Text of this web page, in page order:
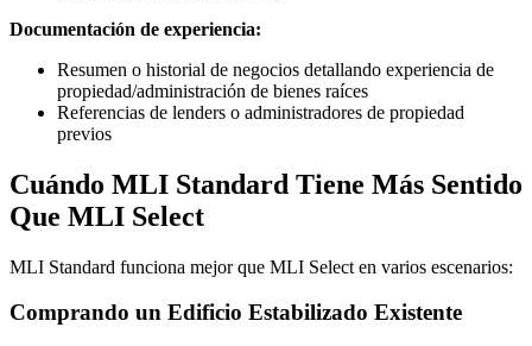
Documentación de experiencia:
Resumen o historial de negocios detallando experiencia de
propiedad/administración de bienes raíces
Referencias de lenders o administradores de propiedad
previos
Cuándo MLI Standard Tiene Más Sentido
Que MLI Select
MLI Standard funciona mejor que MLI Select en varios escenarios:
Comprando un Edificio Estabilizado Existente